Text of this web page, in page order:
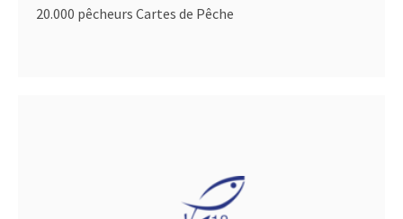
20.000 pêcheurs Cartes de Pêche